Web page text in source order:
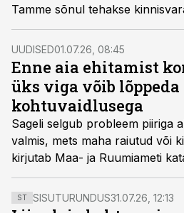
Tamme sõnul tehakse
tehinguid paberil, eriti kui
tavapärasest kaugemale.
UUDISED01.07.26, 08:45
Enne aia ehitamist
üks viga võib lõppeda
kohtuvaidlusega
Sageli selgub probleem piiriga
valmis, mets maha raiutud või
kirjutab Maa- ja Ruumiameti
osakonna juhataja Tõnu Kägo
käituda ning vältida suuri
ST SISUTURUNDUS31.07.26, 12:13